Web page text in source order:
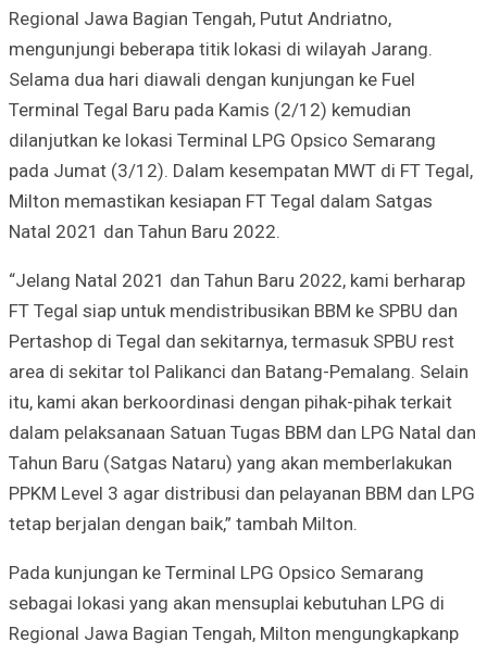
Regional Jawa Bagian Tengah, Putut Andriatno,
mengunjungi beberapa titik lokasi di wilayah Jarang.
Selama dua hari diawali dengan kunjungan ke Fuel
Terminal Tegal Baru pada Kamis (2/12) kemudian
dilanjutkan ke lokasi Terminal LPG Opsico Semarang
pada Jumat (3/12). Dalam kesempatan MWT di FT Tegal,
Milton memastikan kesiapan FT Tegal dalam Satgas
Natal 2021 dan Tahun Baru 2022.
“Jelang Natal 2021 dan Tahun Baru 2022, kami berharap
FT Tegal siap untuk mendistribusikan BBM ke SPBU dan
Pertashop di Tegal dan sekitarnya, termasuk SPBU rest
area di sekitar tol Palikanci dan Batang-Pemalang. Selain
itu, kami akan berkoordinasi dengan pihak-pihak terkait
dalam pelaksanaan Satuan Tugas BBM dan LPG Natal dan
Tahun Baru (Satgas Nataru) yang akan memberlakukan
PPKM Level 3 agar distribusi dan pelayanan BBM dan LPG
tetap berjalan dengan baik,” tambah Milton.
Pada kunjungan ke Terminal LPG Opsico Semarang
sebagai lokasi yang akan mensuplai kebutuhan LPG di
Regional Jawa Bagian Tengah, Milton mengungkapkanp